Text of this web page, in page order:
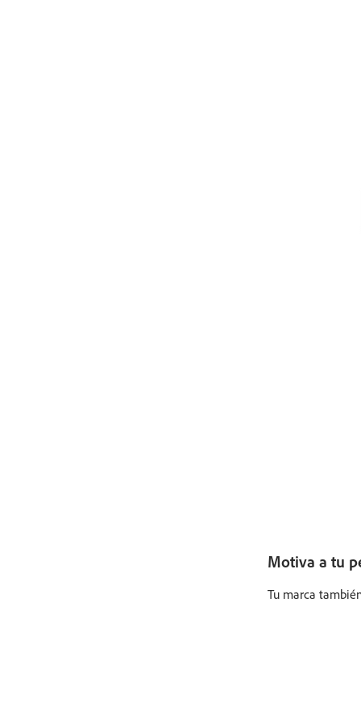
Motiva a tu
Tu marca